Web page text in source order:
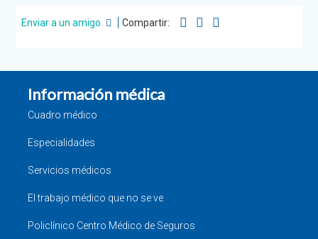
Enviar a un amigo Compartir:
Información médica
Cuadro médico
Especialidades
Servicios médicos
El trabajo médico que no se ve
Policlínico Centro Médico de Seguros